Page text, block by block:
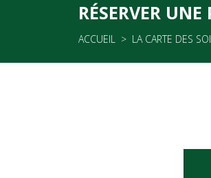
RÉSERVER
ACCUEIL LA CARTE DES